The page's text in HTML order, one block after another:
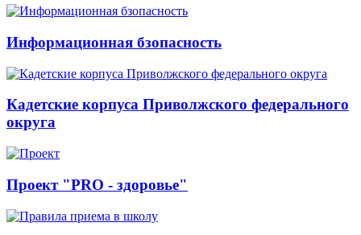
Информационная бзопасность
Кадетские корпуса Приволжского федерального
округа
Проект "PRO - здоровье"